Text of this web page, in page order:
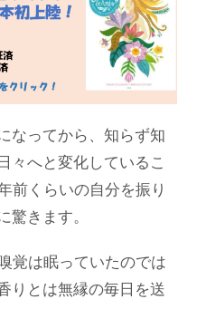
なってから、知らず知
々へと変化しているこ
前くらいの自分を振り
驚きます。
覚は眠っていたのでは
りとは無縁の毎日を送